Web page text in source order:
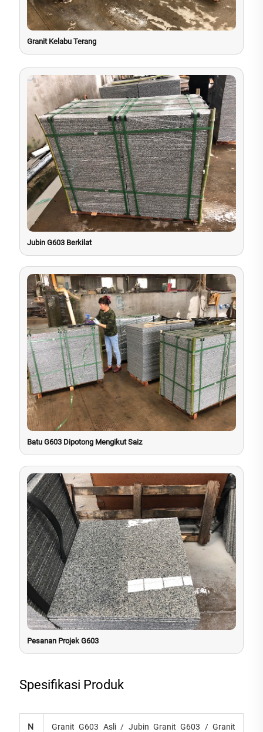
Granit Kelabu Terang
Jubin G603 Berkilat
Batu G603 Dipotong Mengikut Saiz
Pesanan Projek G603
Spesifikasi Produk
N
Granit G603 Asli / Jubin Granit G603 / Granit